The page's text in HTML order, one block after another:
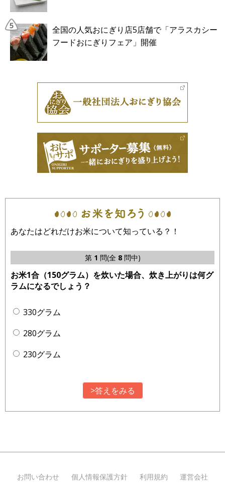
全国の人気おにぎり店5店舗で「アラスカシー
フードおにぎりフェア」開催
あなたはどれだけお米について知っている？！
第 1 問(全 8問中)
お米1合（150グラム）を炊いた場合、炊き上がりは何グ
ラムになるでしょう？
330グラム
280グラム
230グラム
>答えをみる
お問い合わせ 個人情報保護方針 利用規約 運営会社